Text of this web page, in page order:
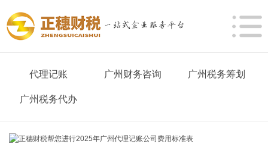
代理记账 广州财务咨询 广州税务筹划
广州税务代办